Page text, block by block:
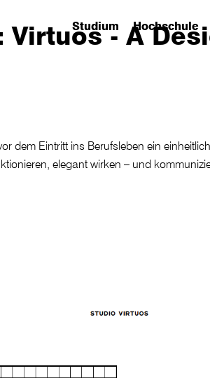
Studium
(has submenu)Hochschule
(has
Virtuos - A
dem Eintritt ins Berufsleben ein
elegant wirken – und